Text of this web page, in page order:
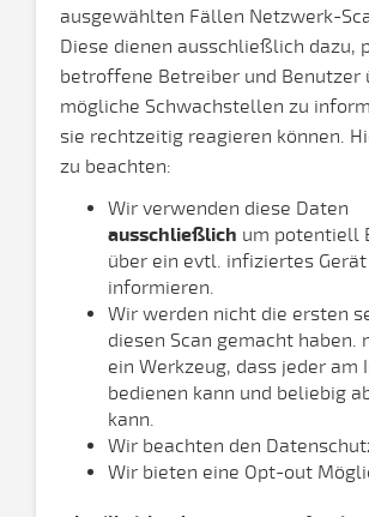
ausgewählten Fällen Netzwerk-
Diese dienen ausschließlich dazu,
betroffene Betreiber und Benutzer
mögliche Schwachstellen zu
sie rechtzeitig reagieren können.
zu beachten:
Wir verwenden diese Daten
ausschließlich um potentiell
über ein evtl. infiziertes Gerät
informieren.
Wir werden nicht die ersten
diesen Scan gemacht haben.
ein Werkzeug, dass jeder am
bedienen kann und beliebig
kann.
Wir beachten den
Wir bieten eine Opt-out